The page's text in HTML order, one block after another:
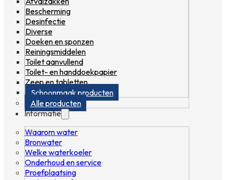
Bescherming
Desinfectie
Diverse
Doeken en sponzen
Reiningsmiddelen
Toilet aanvullend
Toilet- en handdoekpapier
Zeep en tabletten
Schoonmaak producten
Alle producten
Informatie
Waarom water
Bronwater
Welke waterkoeler
Onderhoud en service
Proefplaatsing